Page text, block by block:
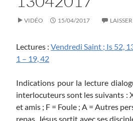
VIDÉO 15/04/2017
Lectures : Vendredi Saint ; Is 52,
1 – 19, 42
Indications pour la lecture
interlocuteurs sont les suivants :
et amis ; F = Foule ; A = Autres
repas, Jésus sortit avec ses